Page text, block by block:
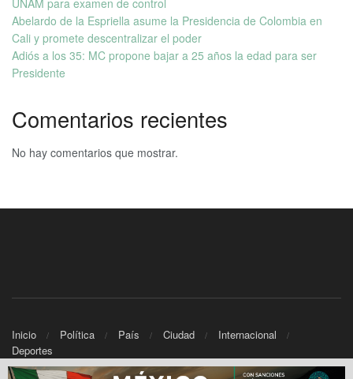
Abelardo de la Espriella asume la Presidencia de Colombia en
Cali y promete descentralizar el poder
Adiós a los 35: MC propone bajar a 25 años la edad para ser
Presidente
Comentarios recientes
No hay comentarios que mostrar.
Inicio Política País Ciudad
Internacional
Deportes